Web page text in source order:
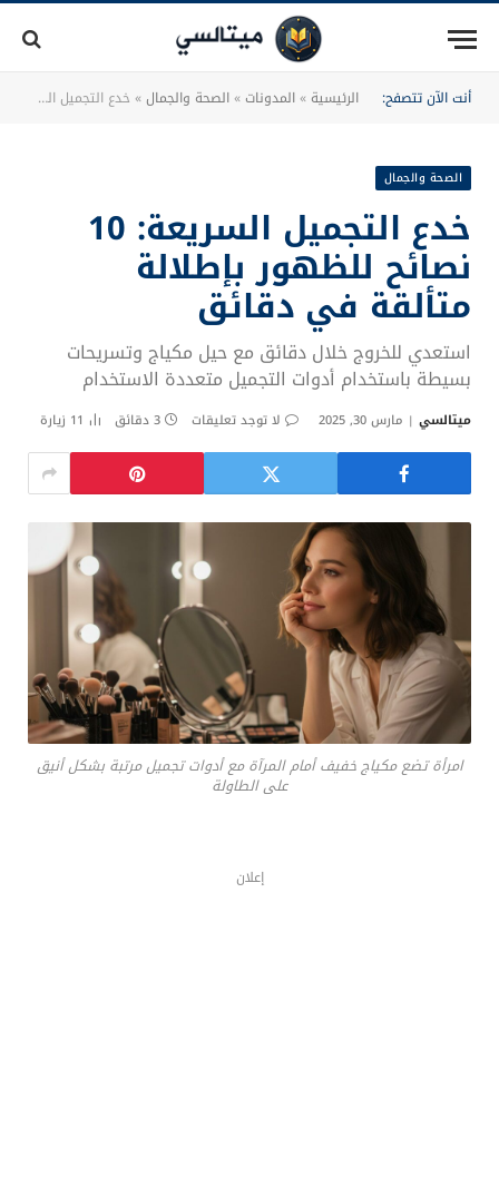
أنت الآن تتصفح: الرئيسية»المدونات»الصحة والجمال» خدع التجميل السريعة: 10 نصائح للظهور بإطلالة متألقة في دقائق
الصحة والجمال
خدع التجميل السريعة: 10
نصائح للظهور بإطلالة
متألقة في دقائق
استعدي للخروج خلال دقائق مع حيل مكياج وتسريحات
بسيطة باستخدام أدوات التجميل متعددة الاستخدام
ميتالسي مارس 30, 2025 لا توجد تعليقات 3 دقائق 11 زيارة
امرأة تضع مكياج خفيف أمام المرآة مع أدوات تجميل مرتبة بشكل أنيق
على الطاولة
إعلان